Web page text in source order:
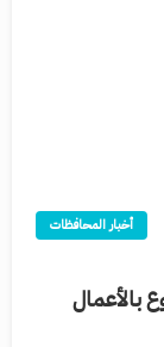
أخبار المحافظات
بالأعمال